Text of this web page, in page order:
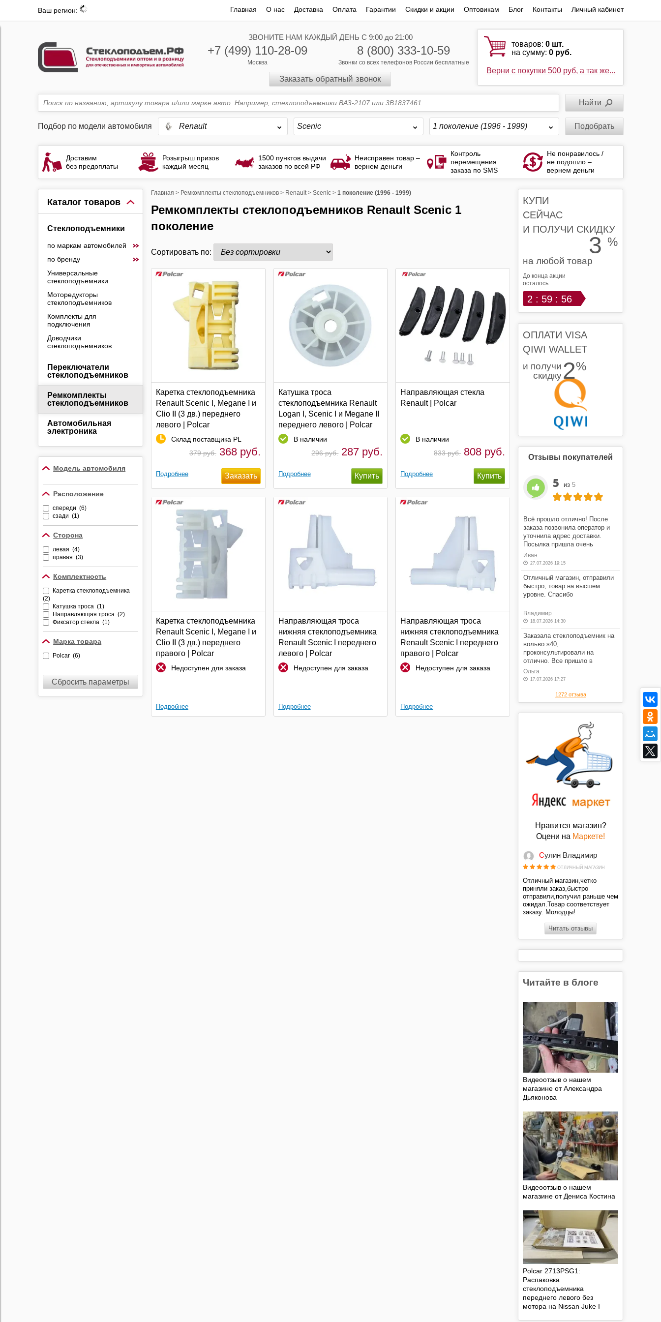
Ваш регион: Главная О нас Доставка Оплата Гарантии Скидки и акции Оптовикам Блог Контакты Личный кабинет
ЗВОНИТЕ НАМ КАЖДЫЙ ДЕНЬ С 9:00 до 21:00
+7 (499) 110-28-09
Москва
8 (800) 333-10-59
Звонки со всех телефонов России бесплатные
Заказать обратный звонок
товаров:0 шт.
на сумму:0 руб.
Верни с покупки 500 руб, а так же...
Подбор по модели автомобиля Renault Scenic 1 поколение (1996 - 1999) Подобрать
Доставим
без предоплаты
Розыгрыш призов
каждый месяц
1500 пунктов выдачи
заказов по всей РФ
Неисправен товар –
вернем деньги
Контроль
перемещения
заказа по SMS
Не понравилось /
не подошло –
вернем деньги
Каталог товаров
Стеклоподъемники
по маркам автомобилей
по бренду
Универсальные
стеклоподъемники
Моторедукторы
стеклоподъемников
Комплекты для
подключения
Доводчики
стеклоподъемников
Переключатели
стеклоподъемников
Ремкомплекты
стеклоподъемников
Автомобильная
электроника
Противоугонные
устройства
Видеорегистраторы
Радар-детекторы
Комбо-устройства
Парктроники
Алкотестеры
Держатели
видеорегистраторов и
радар-детекторов
Модель автомобиля
Расположение
спереди (6)
сзади (1)
Сторона
левая (4)
правая (3)
Комплектность
Каретка стеклоподъемника
(2)
Катушка троса (1)
Направляющая троса (2)
Фиксатор стекла (1)
Марка товара
Polcar (6)
Сбросить параметры
Главная > Ремкомплекты стеклоподъемников > Renault > Scenic > 1 поколение (1996 - 1999)
Ремкомплекты стеклоподъемников Renault Scenic 1
поколение
Сортировать по:
Каретка стеклоподъемника
Renault Scenic I, Megane I и
Clio II (3 дв.) переднего
левого | Polcar
Склад поставщика PL
379 руб. 368 руб.
Подробнее
Катушка троса
стеклоподъемника Renault
Logan I, Scenic I и Megane II
переднего левого | Polcar
В наличии
296 руб. 287 руб.
Подробнее
Направляющая стекла
Renault | Polcar
В наличии
833 руб. 808 руб.
Подробнее
Каретка стеклоподъемника
Renault Scenic I, Megane I и
Clio II (3 дв.) переднего
правого | Polcar
Недоступен для заказа
Подробнее
Направляющая троса
нижняя стеклоподъемника
Renault Scenic I переднего
левого | Polcar
Недоступен для заказа
Подробнее
Направляющая троса
нижняя стеклоподъемника
Renault Scenic I переднего
правого | Polcar
Недоступен для заказа
Подробнее
КУПИ
СЕЙЧАС
И ПОЛУЧИ СКИДКУ
3 %
на любой товар
До конца акции
осталось
2 : 59 : 55
ОПЛАТИ VISA
QIWI WALLET
и получи
скидку2%
Отзывы покупателей
5 из5
Всё прошло отлично! После
заказа позвонила оператор и
уточнила адрес доставки.
Посылка пришла очень
быстро! Я очень доволен этим
магазином.
Иван
27.07.2026 19:15
Отличный магазин, отправили
быстро, товар на высшем
уровне. Спасибо
Владимир
18.07.2026 14:30
Заказала стеклоподъемник на
вольво s40,
проконсультировали на
отлично. Все пришло в
оговоренные сроки, в отличном
состоянии, по оговоренной
Ольга
17.07.2026 17:27
1272 отзыва
Нравится магазин?
Оцени на Маркете!
Сулин Владимир
ОТЛИЧНЫЙ МАГАЗИН
Отличный магазин,четко
приняли заказ,быстро
отправили,получил раньше чем
ожидал.Товар соответствует
заказу. Молодцы!
Читать отзывы
Читайте в блоге
Видеоотзыв о нашем
магазине от Александра
Дьяконова
Видеоотзыв о нашем
магазине от Дениса Костина
Polcar 2713PSG1:
Распаковка
стеклоподъемника
переднего левого без
мотора на Nissan Juke I